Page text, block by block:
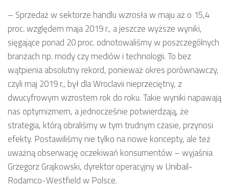
– Sprzedaż w sektorze handlu wzrosła w maju aż o 15,4
proc. względem maja 2019 r., a jeszcze wyższe wyniki,
sięgające ponad 20 proc. odnotowaliśmy w poszczególnych
branżach np. mody czy mediów i technologii. To bez
wątpienia absolutny rekord, ponieważ okres porównawczy,
czyli maj 2019 r., był dla Wroclavii nieprzeciętny, z
dwucyfrowym wzrostem rok do roku. Takie wyniki napawają
nas optymizmem, a jednocześnie potwierdzają, że
strategia, którą obraliśmy w tym trudnym czasie, przynosi
efekty. Postawiliśmy nie tylko na nowe koncepty, ale też
uważną obserwację oczekiwań konsumentów – wyjaśnia
Grzegorz Grajkowski, dyrektor operacyjny w Unibail-
Rodamco-Westfield w Polsce.